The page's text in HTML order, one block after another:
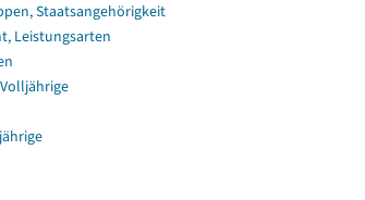
Staatsangehörigkeit
Leistungsarten